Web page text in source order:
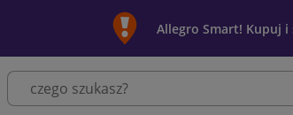
Allegro Smart! Kupuj i